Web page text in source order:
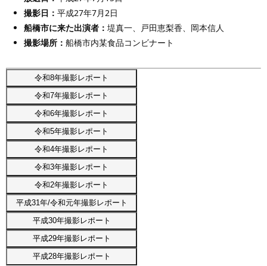
撮影日： 平成27年7月2日
船橋市に来た出演者 ： 堤真一、戸田恵梨香、岡本信人
撮影場所： 船橋市内某食品コンビナート